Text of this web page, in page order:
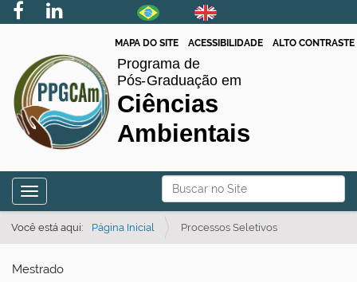
MAPA DO SITE ACESSIBILIDADE ALTO CONTRASTE
Busca
Busca Avançada…
Toggle navigation
Você está aqui: Página Inicial Processos Seletivos
Mestrado